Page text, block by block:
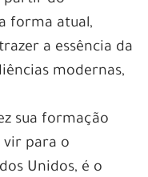
forma atual,
a essência da
modernas,
sua formação
vir para o
Unidos, é o